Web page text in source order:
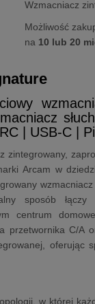
Wzmacniacz
Możliwość
na 10 lub 20
| USB-C |
zintegrowany,
Arcam w
sposób łączy
centrum
przetwornika C/A
oferując
w której